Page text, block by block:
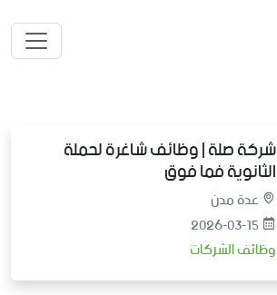
شركة صلة | وظائف شاغرة لحملة
الثانوية فما فوق
عدة مدن
2026-03-15
وظائف الشركات